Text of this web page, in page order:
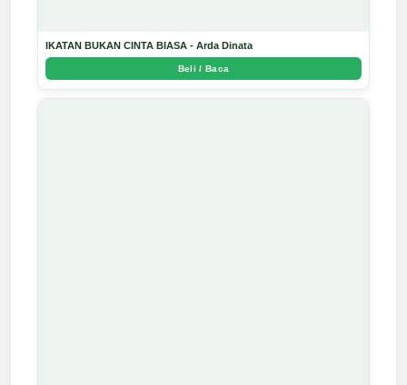
IKATAN BUKAN CINTA BIASA - Arda Dinata
Beli / Baca